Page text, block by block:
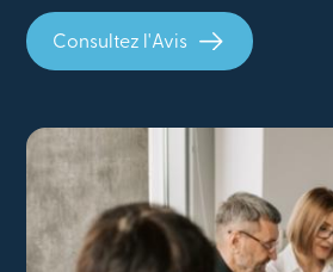
Consultez l'Avis